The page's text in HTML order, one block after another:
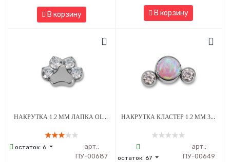
В корзину В корзину
НАКРУТКА 1.2 ММ ЛАПКА OLIVE CRYSTAL ТИТАН
остаток:6
арт.:
ПУ-00687
НАКРУТКА КЛАСТЕР 1.2 ММ 3К SWAROVSKI CLEAR ОПАЛ OP-08 ТИТАН
остаток:67
арт.:
ПУ-00649